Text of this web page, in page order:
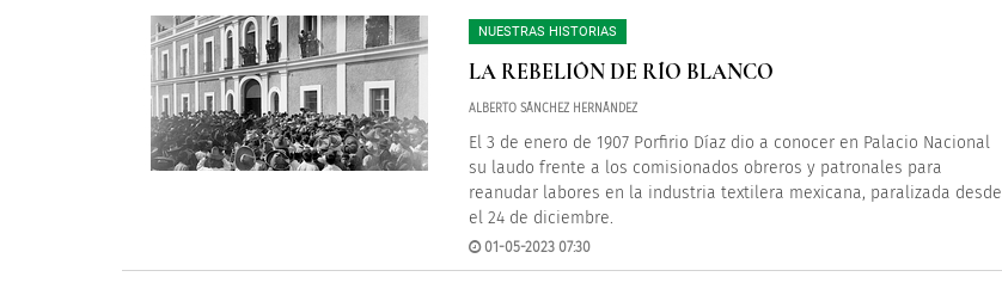
NUESTRAS HISTORIAS
LA REBELIÓN DE RÍO BLANCO
ALBERTO SÁNCHEZ HERNÁNDEZ
El 3 de enero de 1907 Porfirio Díaz dio a conocer en Palacio Nacional
su laudo frente a los comisionados obreros y patronales para
reanudar labores en la industria textilera mexicana, paralizada desde
el 24 de diciembre.
01-05-2023 07:30